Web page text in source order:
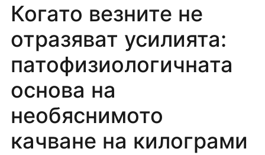
Когато везните не
отразяват усилията:
патофизиологичната
основа на
необяснимото
качване на килограми